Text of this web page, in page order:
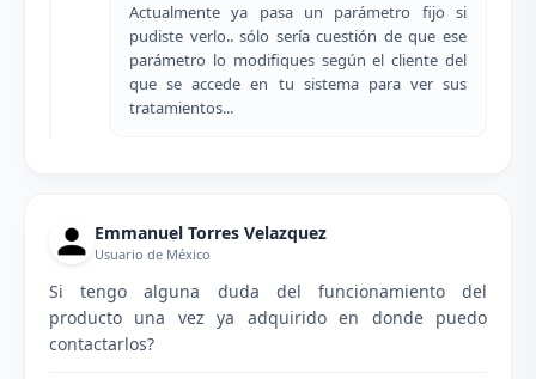
Actualmente ya pasa un parámetro fijo si
pudiste verlo.. sólo sería cuestión de que ese
parámetro lo modifiques según el cliente del
que se accede en tu sistema para ver sus
tratamientos...
Emmanuel Torres Velazquez
Usuario de México
Si tengo alguna duda del funcionamiento del
producto una vez ya adquirido en donde puedo
contactarlos?